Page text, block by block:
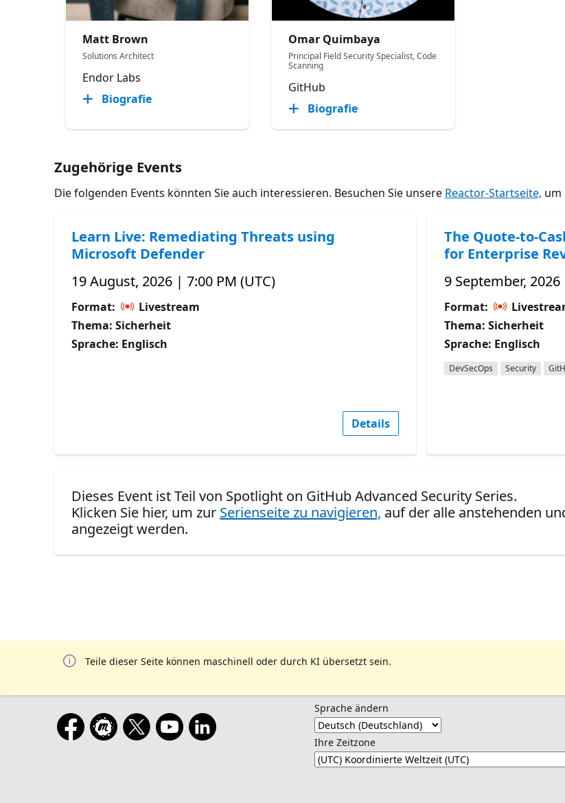
Matt Brown
Solutions Architect
Endor Labs
Biografie
Omar Quimbaya
Principal Field Security Specialist, Code
Scanning
GitHub
Biografie
Zugehörige Events
Die folgenden Events könnten Sie auch interessieren. Besuchen Sie unsere Reactor-Startseite, um
Learn Live: Remediating Threats using
Microsoft Defender
19 August, 2026 | 7:00 PM (UTC)
Format:
Livestream
Thema: Sicherheit
Sprache: Englisch
Details
The Quote-to-
for Enterprise
9 September,
Format:
Thema: Sicherheit
Sprache: Englisch
DevSecOps Security
Dieses Event ist Teil von Spotlight on GitHub Advanced Security Series.
Klicken Sie hier, um zur Serienseite zu navigieren, auf der alle anstehenden
angezeigt werden.
Teile dieser Seite können maschinell oder durch KI übersetzt sein.
Sprache ändern
Ihre Zeitzone